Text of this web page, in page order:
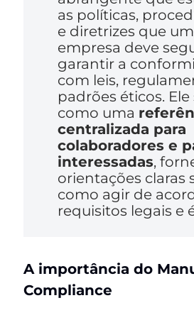
as políticas,
e diretrizes que
empresa deve
garantir a
com leis,
padrões éticos. Ele
como uma
centralizada para
colaboradores e
interessadas,
orientações claras
como agir de
requisitos legais e
A importância do
Compliance